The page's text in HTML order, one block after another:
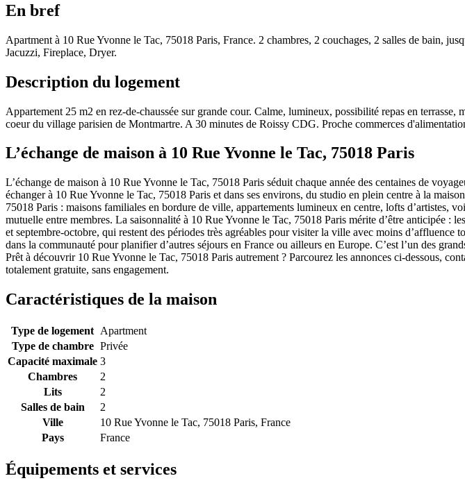
En bref
Apartment à 10 Rue Yvonne le Tac, 75018 Paris, France. 2 chambres, 2 couchages, 2 salles de bain,
Jacuzzi, Fireplace, Dryer.
Description du logement
Appartement 25 m2 en rez-de-chaussée sur grande cour. Calme, lumineux, possibilité repas en
coeur du village parisien de Montmartre. A 30 minutes de Roissy CDG. Proche commerces
L’échange de maison à 10 Rue Yvonne le Tac, 75018 Paris
L’échange de maison à 10 Rue Yvonne le Tac, 75018 Paris séduit chaque année des centaines de
échanger à 10 Rue Yvonne le Tac, 75018 Paris et dans ses environs, du studio en plein centre à la
75018 Paris : maisons familiales en bordure de ville, appartements lumineux en centre, lofts d’artistes,
mutuelle entre membres. La saisonnalité à 10 Rue Yvonne le Tac, 75018 Paris mérite d’être anticipée :
et septembre-octobre, qui restent des périodes très agréables pour visiter la ville avec moins
dans la communauté pour planifier d’autres séjours en France ou ailleurs en Europe. C’est l’un des
Prêt à découvrir 10 Rue Yvonne le Tac, 75018 Paris autrement ? Parcourez les annonces ci-dessous,
totalement gratuite, sans engagement.
Caractéristiques de la maison
Type de logement Apartment
Type de chambre Privée
Capacité maximale 3
Chambres
2
Lits
2
Salles de bain
2
Ville
10 Rue Yvonne le Tac, 75018 Paris, France
Pays
France
Équipements et services